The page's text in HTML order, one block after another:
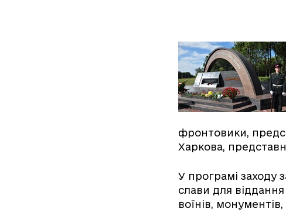
фронтовики,
Харкова,
У програмі заходу
слави для
воїнів,